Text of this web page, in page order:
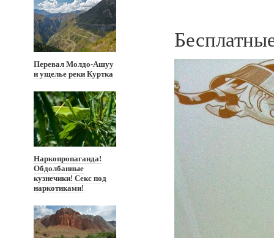
Перевал Молдо-Ашуу
и ущелье реки Куртка
Наркопропаганда!
Обдолбанные
кузнечики! Секс под
наркотиками!